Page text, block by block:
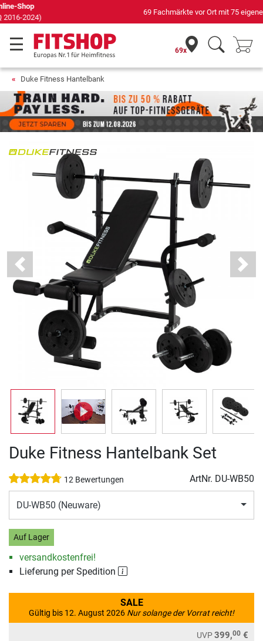
69 Fachmärkte vor Ort mit 75 eigenen Servicetechnikern
69x
Duke Fitness Hantelbank
Previous Next
Duke Fitness Hantelbank Set
12 Bewertungen ArtNr. DU-WB50
DU-WB50 (Neuware)
Auf Lager
versandkostenfrei!
Lieferung per Spedition
SALE
Gültig bis 12. August 2026 Nur solange der Vorrat reicht!
UVP399,00 €